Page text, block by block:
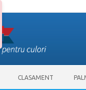
CLASAMENT